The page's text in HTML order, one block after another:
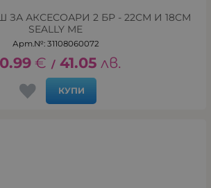
АКСЕСОАРИ 2 БР - 22СМ И 18СМ
SEALLY ME
Арт.№: 31108060072
€ / 41.05 лв.
КУПИ